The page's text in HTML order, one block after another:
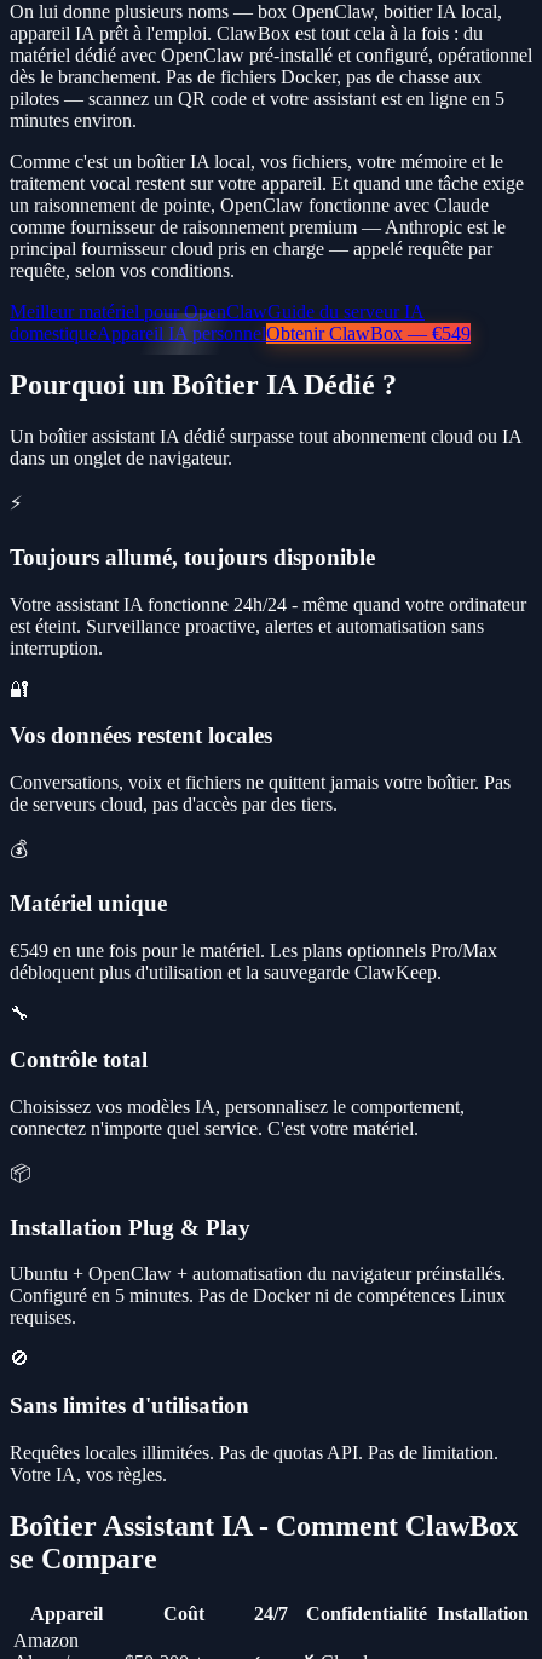
On lui donne plusieurs noms — box OpenClaw, boitier IA local,
appareil IA prêt à l'emploi. ClawBox est tout cela à la fois : du
matériel dédié avec OpenClaw pré-installé et configuré, opérationnel
dès le branchement. Pas de fichiers Docker, pas de chasse aux
pilotes — scannez un QR code et votre assistant est en ligne en 5
minutes environ.
Comme c'est un boîtier IA local, vos fichiers, votre mémoire et le
traitement vocal restent sur votre appareil. Et quand une tâche exige
un raisonnement de pointe, OpenClaw fonctionne avec Claude
comme fournisseur de raisonnement premium — Anthropic est le
principal fournisseur cloud pris en charge — appelé requête par
requête, selon vos conditions.
Meilleur matériel pour OpenClawGuide du serveur IA
domestiqueAppareil IA personnelObtenir ClawBox — €549
Pourquoi un Boîtier IA Dédié ?
Un boîtier assistant IA dédié surpasse tout abonnement cloud ou IA
dans un onglet de navigateur.
⚡
Toujours allumé, toujours disponible
Votre assistant IA fonctionne 24h/24 - même quand votre ordinateur
est éteint. Surveillance proactive, alertes et automatisation sans
interruption.
🔐
Vos données restent locales
Conversations, voix et fichiers ne quittent jamais votre boîtier. Pas
de serveurs cloud, pas d'accès par des tiers.
💰
Matériel unique
€549 en une fois pour le matériel. Les plans optionnels Pro/Max
débloquent plus d'utilisation et la sauvegarde ClawKeep.
🔧
Contrôle total
Choisissez vos modèles IA, personnalisez le comportement,
connectez n'importe quel service. C'est votre matériel.
📦
Installation Plug & Play
Ubuntu + OpenClaw + automatisation du navigateur préinstallés.
Configuré en 5 minutes. Pas de Docker ni de compétences Linux
requises.
🚫
Sans limites d'utilisation
Requêtes locales illimitées. Pas de quotas API. Pas de limitation.
Votre IA, vos règles.
Boîtier Assistant IA - Comment ClawBox
se Compare
Appareil Coût 24/7 Confidentialité Installation
Amazon